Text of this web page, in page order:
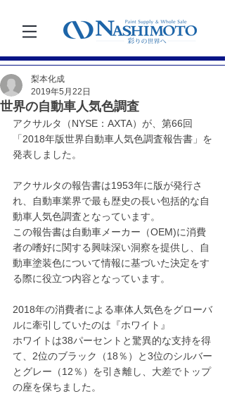
世界の自動車人気色調査
梨本化成
2019年5月22日
アクサルタ（NYSE：AXTA）が、第66回
「2018年版世界自動車人気色調査報告書」を
発表しました。
アクサルタの報告書は1953年に版が発行さ
れ、自動車業界で最も歴史の長い包括的な自
動車人気色調査となっています。
この報告書は自動車メーカー（OEM)に消費
者の嗜好に関する興味深い洞察を提供し、自
動車塗装色について情報に基づいた決定をす
る際に役立つ内容となっています。
2018年の消費者による車体人気色をグローバ
ルに牽引していたのは『ホワイト』
ホワイトは38パーセントと驚異的な支持を得
て、2位のブラック（18％）と3位のシルバー
とグレー（12％）を引き離し、大差でトップ
の座を保ちました。